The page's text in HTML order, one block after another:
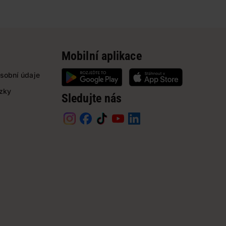
údaje
Mobilní aplikace
Sledujte nás